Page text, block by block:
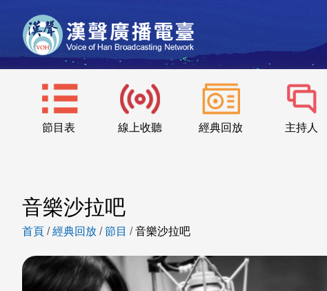
節目表 線上收聽 經典回放 主持人
音樂沙拉吧
首頁 /經典回放 /節目 /音樂沙拉吧